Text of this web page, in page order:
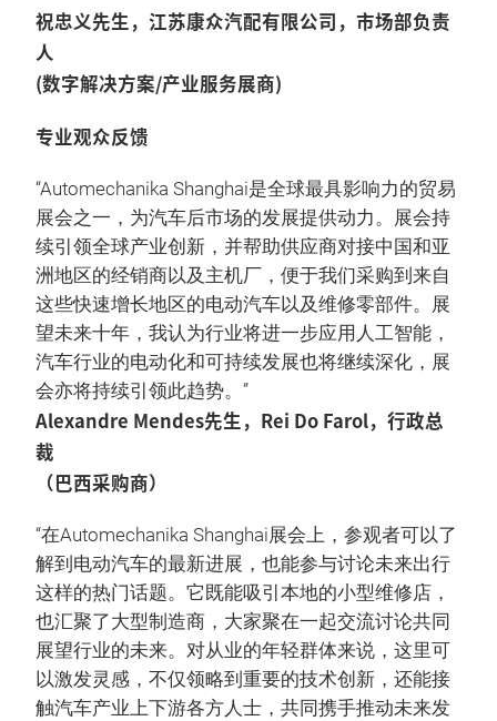
祝忠义先生，江苏康众汽配有限公司，市场部负责
人
(数字解决方案/产业服务展商)
专业观众反馈
“Automechanika Shanghai是全球最具影响力的贸易
展会之一，为汽车后市场的发展提供动力。展会持
续引领全球产业创新，并帮助供应商对接中国和亚
洲地区的经销商以及主机厂，便于我们采购到来自
这些快速增长地区的电动汽车以及维修零部件。展
望未来十年，我认为行业将进一步应用人工智能，
汽车行业的电动化和可持续发展也将继续深化，展
会亦将持续引领此趋势。”
Alexandre Mendes先生，Rei Do Farol，行政总
裁
（巴西采购商）
“在Automechanika Shanghai展会上，参观者可以了
解到电动汽车的最新进展，也能参与讨论未来出行
这样的热门话题。它既能吸引本地的小型维修店，
也汇聚了大型制造商，大家聚在一起交流讨论共同
展望行业的未来。对从业的年轻群体来说，这里可
以激发灵感，不仅领略到重要的技术创新，还能接
触汽车产业上下游各方人士，共同携手推动未来发